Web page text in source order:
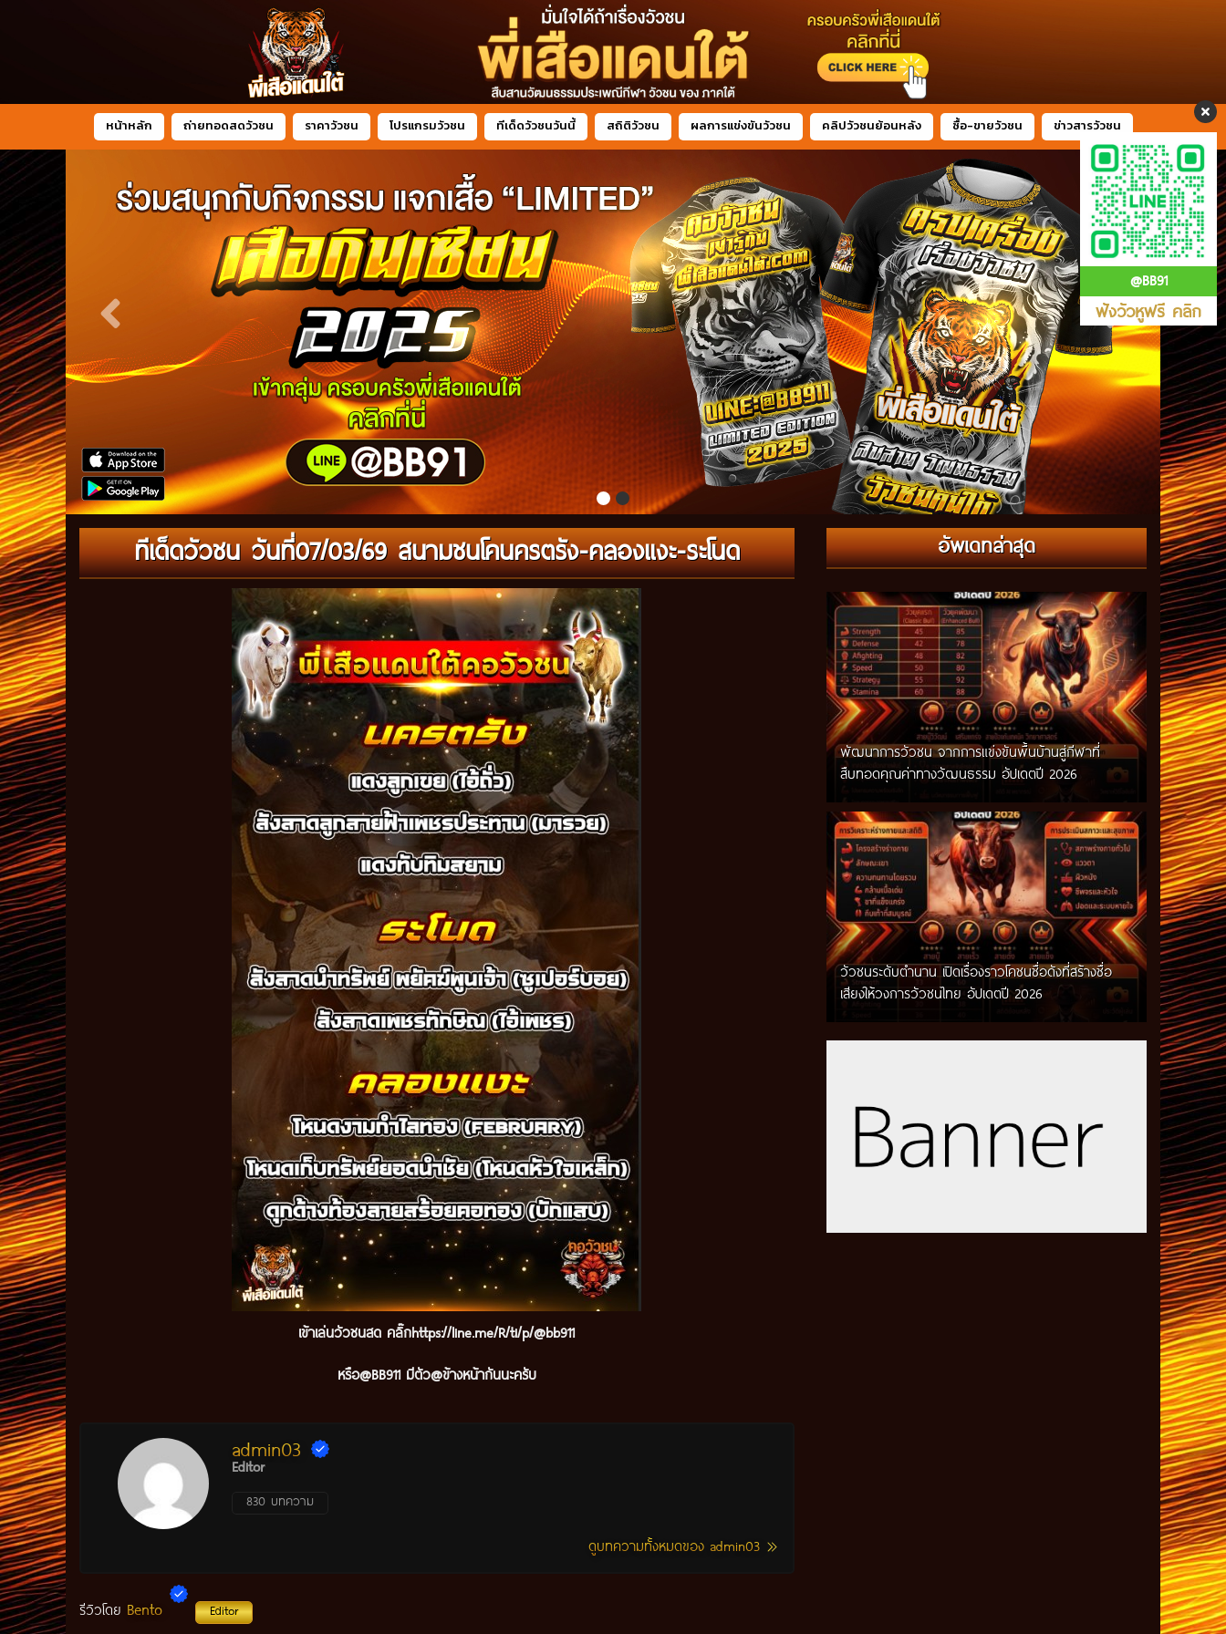
@BB91
ฟังวัวหูฟรี คลิก
หน้าหลัก ถ่ายทอดสดวัวชน ราคาวัวชน โปรแกรมวัวชน ทีเด็ดวัวชนวันนี้ สถิติวัวชน ผลการแข่งขันวัวชน คลิปวัวชนย้อนหลัง ซื้อ-ขายวัวชน ข่าวสารวัวชน
ทีเด็ดวัวชน วันที่07/03/69 สนามชนโคนครตรัง-คลองแงะ-ระโนด
เข้าเล่นวัวชนสด คลิ๊กhttps://line.me/R/ti/p/@bb911
หรือ@BB911 มีตัว@ข้างหน้ากันนะครับ
admin03
Editor
830 บทความ
ดูบทความทั้งหมดของ admin03
รีวิวโดย Bento Editor
อัพเดทล่าสุด
กติกาวัวชนสมัยก่อน วิถีการแข่งขันดั้งเดิมที่สืบทอด
ผ่านภูมิปัญญาท้องถิ่น อัปเดตปี 2026
พัฒนาการวัวชน จากการแข่งขันพื้นบ้านสู่กีฬาที่
สืบทอดคุณค่าทางวัฒนธรรม อัปเดตปี 2026
วัวชนระดับตำนาน เปิดเรื่องราวโคชนชื่อดังที่สร้างชื่อ
เสียงให้วงการวัวชนไทย อัปเดตปี 2026